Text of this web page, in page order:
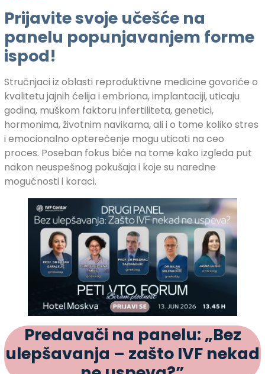
Prijavite svoje učešće na
panelu popunjavanjem forme
ispod!
Stručnjaci iz oblasti reproduktivne medicine govoriće o
kvalitetu jajnih ćelija i embriona, implantaciji, uticaju
godina, muškom faktoru infertiliteta, genetici,
hormonima, životnim navikama, ali i o tome koliko stres
i emocionalno opterećenje mogu uticati na ceo
proces. Poseban fokus biće na tome kako izgleda put
nakon neuspešnog pokušaja i koje su naredne
mogućnosti i koraci.
Predavači na panelu: „Bez
ulepšavanja – zašto IVF nekad